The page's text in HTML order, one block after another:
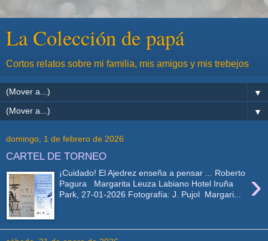
La Colección de papá
Cortos relatos sobre mi familia, mis amigos y mis trebejos
▼
▼
domingo, 1 de febrero de 2026
CARTEL DE TORNEO
›
¡Cuidado! El Ajedrez enseña a pensar ... Roberto
Pagura Margarita Leuza Labiano Hotel Iruña
Park, 27-01-2026 Fotografía: J. Pujol Margari...